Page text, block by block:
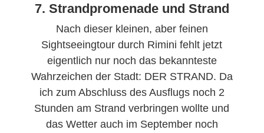
7. Strandpromenade und Strand
Nach dieser kleinen, aber feinen
Sightseeingtour durch Rimini fehlt jetzt
eigentlich nur noch das bekannteste
Wahrzeichen der Stadt: DER STRAND. Da
ich zum Abschluss des Ausflugs noch 2
Stunden am Strand verbringen wollte und
das Wetter auch im September noch